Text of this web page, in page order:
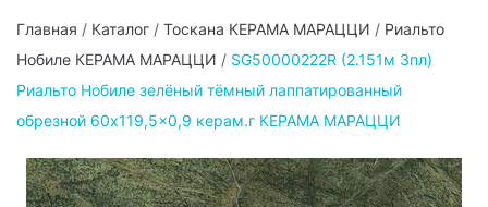
Главная / Каталог / Тоскана КЕРАМА МАРАЦЦИ / Риальто
Нобиле КЕРАМА МАРАЦЦИ / SG50000222R (2.151м 3пл)
Риальто Нобиле зелёный тёмный лаппатированный
обрезной 60x119,5x0,9 керам.г КЕРАМА МАРАЦЦИ